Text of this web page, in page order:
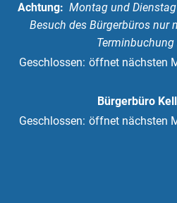
Achtung: Montag und
Besuch des Bürgerbüros nur
Klicken, um weitere Öffnungs-
Geschlossen: öffnet nächsten
Bürgerbüro
Klicken, um weitere Öffnungs-
Geschlossen: öffnet nächsten